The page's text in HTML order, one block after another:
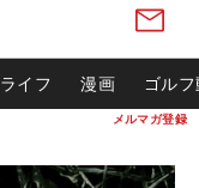
メルマガ登録
ライフ 漫画 ゴル